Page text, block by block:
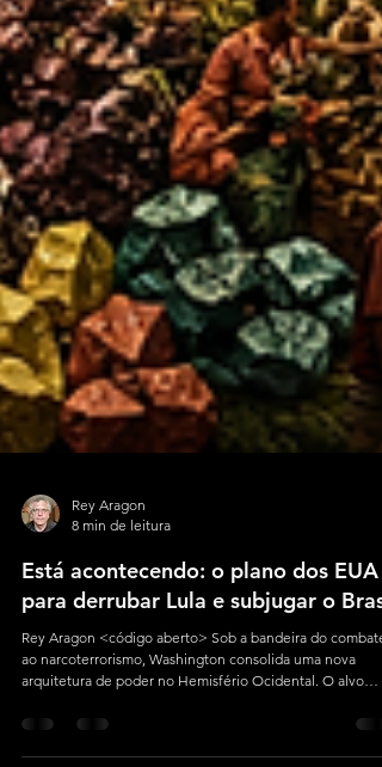
Rey Aragon
8 min de leitura
Está acontecendo: o plano dos EUA
para derrubar Lula e subjugar o
ao narcoterrorismo, Washington consolida uma nova